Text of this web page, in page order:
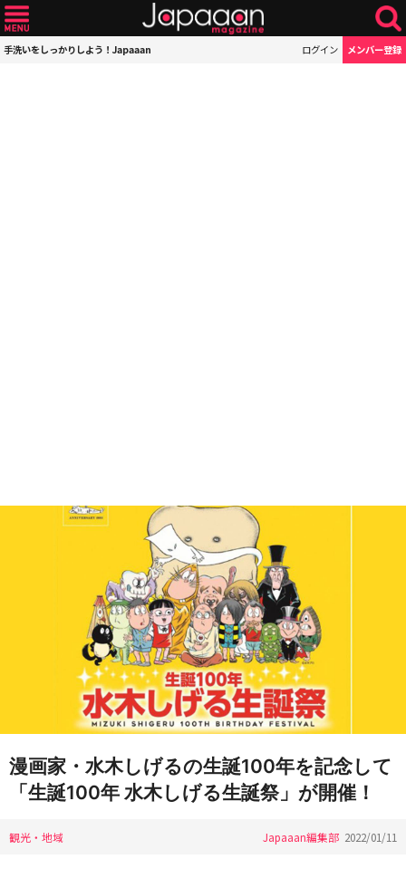
手洗いをしっかりしよう！Japaaan ログイン メンバー登録
漫画家・水木しげるの生誕100年を記念して
「生誕100年 水木しげる生誕祭」が開催！
観光・地域 Japaaan編集部 2022/01/11